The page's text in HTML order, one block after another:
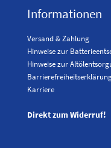
Informationen
Versand & Zahlung
Hinweise zur
Hinweise zur
Karriere
Direkt zum Widerruf!